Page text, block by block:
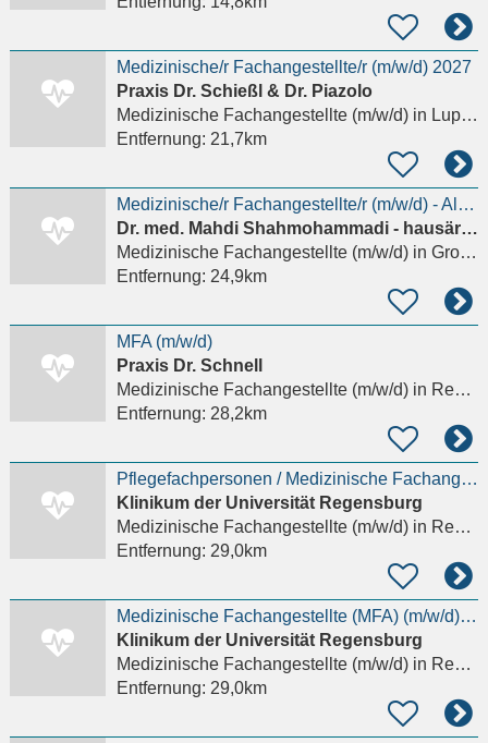
Medizinische/r Fachangestellte/r (m/w/d) 2027
Praxis Dr. Schießl & Dr. Piazolo
Medizinische Fachangestellte (m/w/d)in Lupburg
Entfernung: 21,7km
Medizinische/r Fachangestellte/r (m/w/d) - Allgemeinarzt ***Berufseinsteiger gerne willkommen***
Dr. med. Mahdi Shahmohammadi - hausärztlicher Internist, Diabetologe DDG, Kardiologe
Medizinische Fachangestellte (m/w/d)in Großmehring
Entfernung: 24,9km
MFA (m/w/d)
Praxis Dr. Schnell
Medizinische Fachangestellte (m/w/d)in Regensburg, Kumpfmühl-Ziegetsdorf-Neuprüll
Entfernung: 28,2km
Pflegefachpersonen / Medizinische Fachangestellte / Operationstechnische Assistenten (m/w/d)
Klinikum der Universität Regensburg
Medizinische Fachangestellte (m/w/d)in Regensburg, Kumpfmühl-Ziegetsdorf-Neuprüll
Entfernung: 29,0km
Medizinische Fachangestellte (MFA) (m/w/d) oder Kauffrau im Gesundheitswesen (m/w/d) für die
Klinikum der Universität Regensburg
Medizinische Fachangestellte (m/w/d)in Regensburg, Kumpfmühl-Ziegetsdorf-Neuprüll
Entfernung: 29,0km